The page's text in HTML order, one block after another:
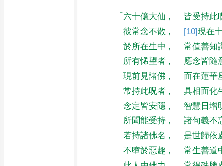
「 六十億大仙 ，
皆受持此
彼常念不散 ， [10]現在
於所在生中 ，
常值善知
所有悕望者 ，
應念皆隨
現前見諸佛 ，
而在蓮華
常持此呪者 ，
具相而化
念定皆安隱 ，
智慧日增
所聞能受持 ，
諸句義不
若持諸佛名 ，
是世歸依
不墮於惡趣 ，
常生善道